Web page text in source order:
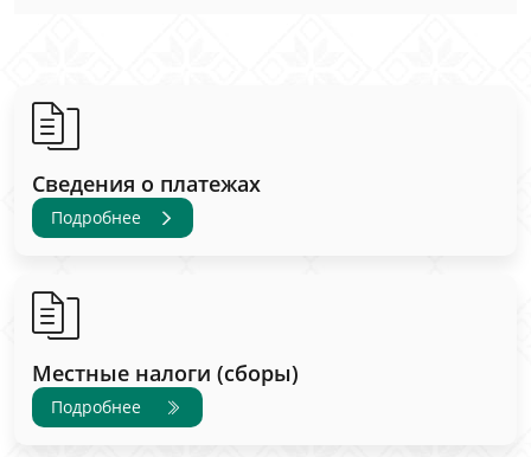
Сведения о платежах
Подробнее
Местные налоги (сборы)
Подробнее